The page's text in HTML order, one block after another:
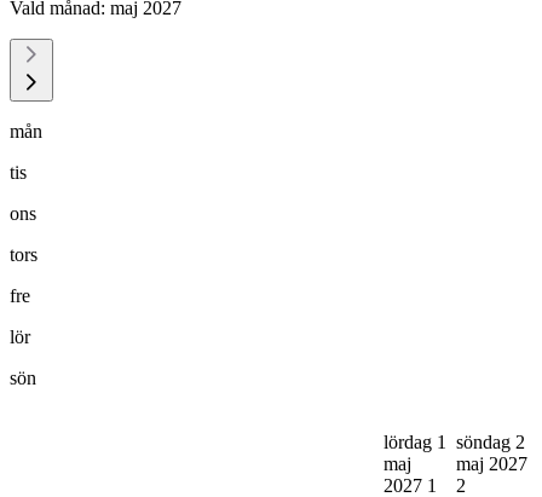
Vald månad: maj 2027
mån
tis
ons
tors
fre
lör
sön
lördag 1
maj
2027 1
söndag 2
maj 2027
2